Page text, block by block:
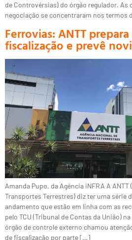
de Controvérsias) do órgão regulador.
negociação se concentraram nos termos
Ferrovias: ANTT
fiscalização e prevê
Amanda Pupo, da Agência iNFRA A ANTT
Transportes Terrestres) diz ter uma série
andamento que estão em linha com as
pelo TCU (Tribunal de Contas da União)
órgão de controle externo chamou
de fiscalização por parte […]